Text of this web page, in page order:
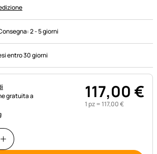
2 - 5 giorni
entro 30 giorni
gratuita a
117,00€
1 pz =117,00€